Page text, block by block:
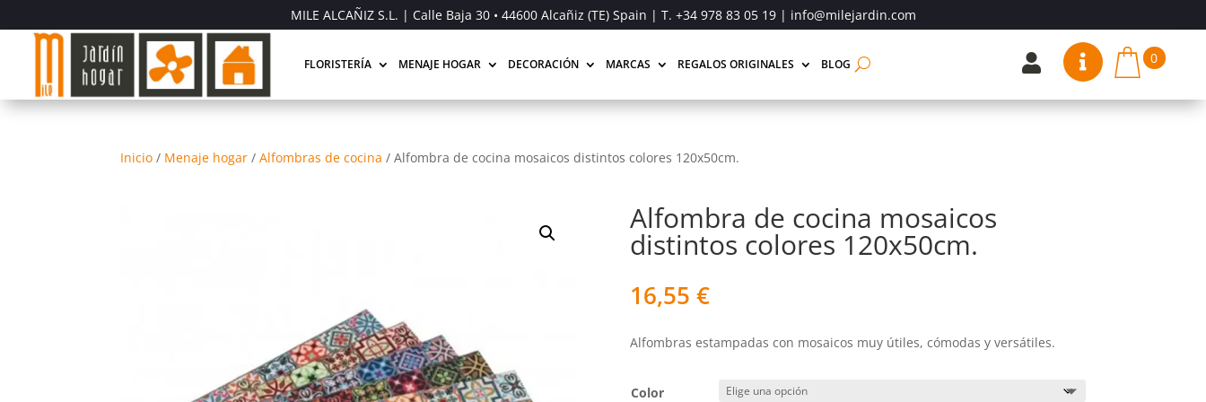
MILE ALCAÑIZ S.L. | Calle Baja 30 • 44600 Alcañiz (TE) Spain | T. +34 978 83 05 19| info@milejardin.com
FLORISTERÍA MENAJE HOGAR DECORACIÓN MARCAS REGALOS ORIGINALES BLOG   0
Inicio / Menaje hogar /Alfombras de cocina /Alfombra de cocina mosaicos distintos colores 120x50cm.
Alfombra de cocina mosaicos
distintos colores 120x50cm.
16,55 €
Alfombras estampadas con mosaicos muy útiles, cómodas y versátiles.
Color